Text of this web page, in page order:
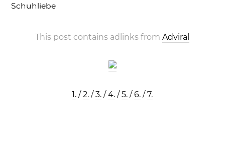
Schuhliebe
This post contains adlinks fromAdviral
1. /2. /3. /4. /5. /6. /7.